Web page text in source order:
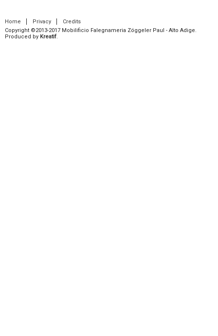
Home Privacy
Credits
Copyright ©2013-2017 Mobilificio Falegnameria Zöggeler Paul - Alto Adige.
Produced by Kreatif.